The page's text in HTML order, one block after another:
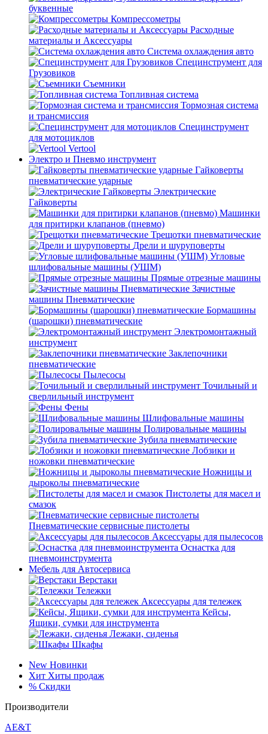
буквенные
Компрессометры
Расходные
материалы и Аксессуары
Система охлаждения авто
Специнструмент для
Грузовиков
Съемники
Топливная система
Тормозная система
и трансмиссия
Специнструмент
для мотоциклов
Vertool
Электро и Пневмо инструмент
Гайковерты
пневматические ударные
Электрические
Гайковерты
Машинки
для притирки клапанов (пневмо)
Трещотки пневматические
Дрели и шуруповерты
Угловые
шлифовальные машины (УШМ)
Прямые отрезные машины
Зачистные
машины Пневматические
Бормашины
(шарошки) пневматические
Электромонтажный
инструмент
Заклепочники
пневматические
Пылесосы
Точильный и
сверлильный инструмент
Фены
Шлифовальные машины
Полировальные машины
Зубила пневматические
Лобзики и
ножовки пневматические
Ножницы и
дыроколы пневматические
Пистолеты для масел и
смазок
Пневматические сервисные пистолеты
Аксессуары для пылесосов
Оснастка для
пневмоинструмента
Мебель для Автосервиса
Верстаки
Тележки
Аксессуары для тележек
Кейсы,
Ящики, сумки для инструмента
Лежаки, сиденья
Шкафы
New Новинки
Хит Хиты продаж
% Скидки
Производители
AE&T